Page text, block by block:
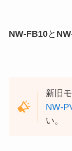
NW-FB10と
新旧
NW-
い。